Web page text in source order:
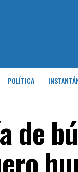
POLÍTICA
de